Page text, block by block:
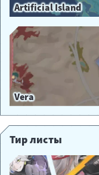
Artificial Island
Vera
Тир листы